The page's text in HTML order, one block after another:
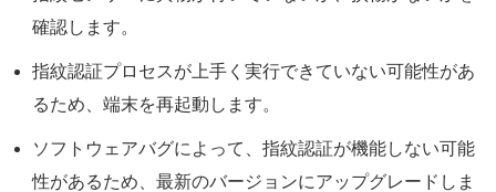
確認します。
指紋認証プロセスが上手く実行できていない可能性があ
るため、端末を再起動します。
ソフトウェアバグによって、指紋認証が機能しない可能
性があるため、最新のバージョンにアップグレードしま